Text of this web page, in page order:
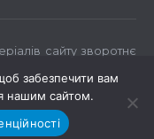
сайту зворотнє
забезпечити вам
нашим сайтом.